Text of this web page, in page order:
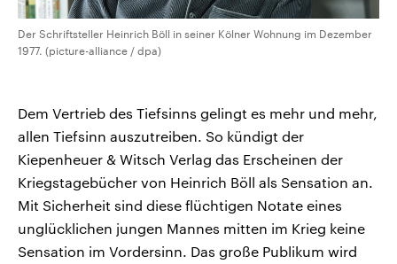
Der Schriftsteller Heinrich Böll in seiner Kölner Wohnung im Dezember
1977. (picture-alliance / dpa)
Dem Vertrieb des Tiefsinns gelingt es mehr und mehr,
allen Tiefsinn auszutreiben. So kündigt der
Kiepenheuer & Witsch Verlag das Erscheinen der
Kriegstagebücher von Heinrich Böll als Sensation an.
Mit Sicherheit sind diese flüchtigen Notate eines
unglücklichen jungen Mannes mitten im Krieg keine
Sensation im Vordersinn. Das große Publikum wird